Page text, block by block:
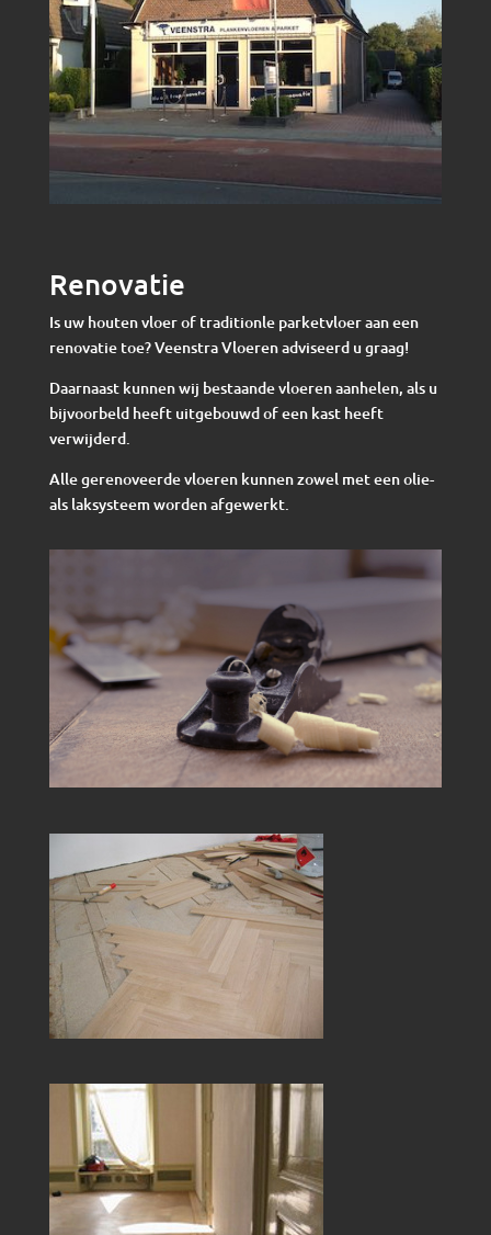
Renovatie
Is uw houten vloer of traditionle parketvloer aan een
renovatie toe? Veenstra Vloeren adviseerd u graag!
Daarnaast kunnen wij bestaande vloeren aanhelen, als u
bijvoorbeld heeft uitgebouwd of een kast heeft
verwijderd.
Alle gerenoveerde vloeren kunnen zowel met een olie-
als laksysteem worden afgewerkt.